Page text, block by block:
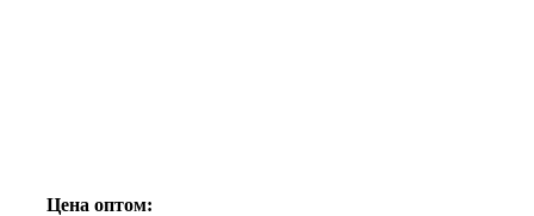
Цена оптом: